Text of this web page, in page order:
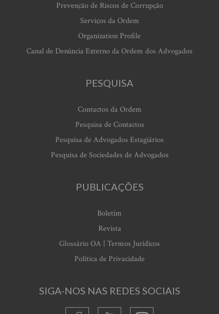
Prevenção de Riscos de Corrupção
Serviços da Ordem
Organization Profile
Canal de Denúncia Externo da Ordem dos Advogados
PESQUISA
Contactos da Ordem
Pesquisa de Contactos
Pesquisa de Advogados Estagiários
Pesquisa de Sociedades de Advogados
PUBLICAÇÕES
Boletim
Revista
Glossário OA | Termos Jurídicos
Política de Privacidade
SIGA-NOS NAS REDES SOCIAIS